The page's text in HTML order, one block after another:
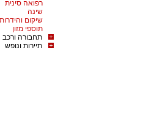
רפואה סינית
שינה
שיקום
תוספי מזון
תחבורה ורכב
תיירות ונופש